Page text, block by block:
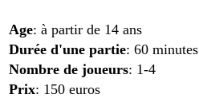
Age: à partir de 14 ans
Durée d'une partie: 60 minutes
Nombre de joueurs: 1-4
Prix: 150 euros